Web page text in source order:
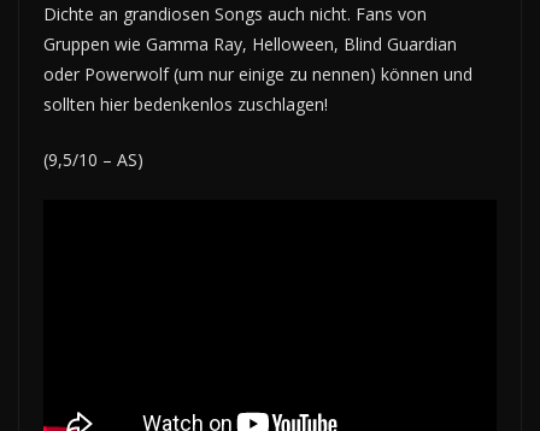
Dichte an grandiosen Songs auch nicht. Fans von
Gruppen wie Gamma Ray, Helloween, Blind Guardian
oder Powerwolf (um nur einige zu nennen) können und
sollten hier bedenkenlos zuschlagen!
(9,5/10 – AS)